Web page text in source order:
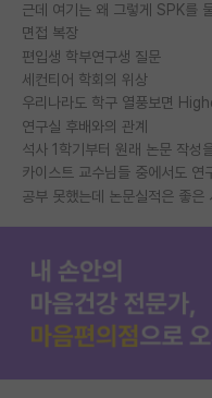
근데 여기는 왜 그렇게 SPK를
면접 복장
편입생 학부연구생 질문
세컨티어 학회의 위상
연구실 후배와의 관계
석사 1학기부터 원래 논문 작성
공부 못했는데 논문실적은 좋은